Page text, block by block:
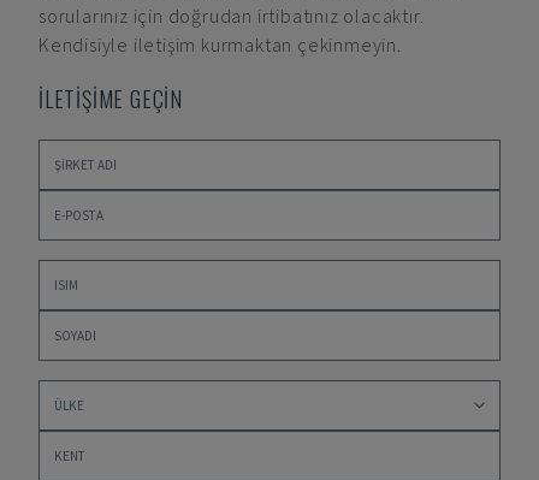
sorularınız için doğrudan irtibatınız olacaktır.
Kendisiyle iletişim kurmaktan çekinmeyin.
İLETİŞİME GEÇİN